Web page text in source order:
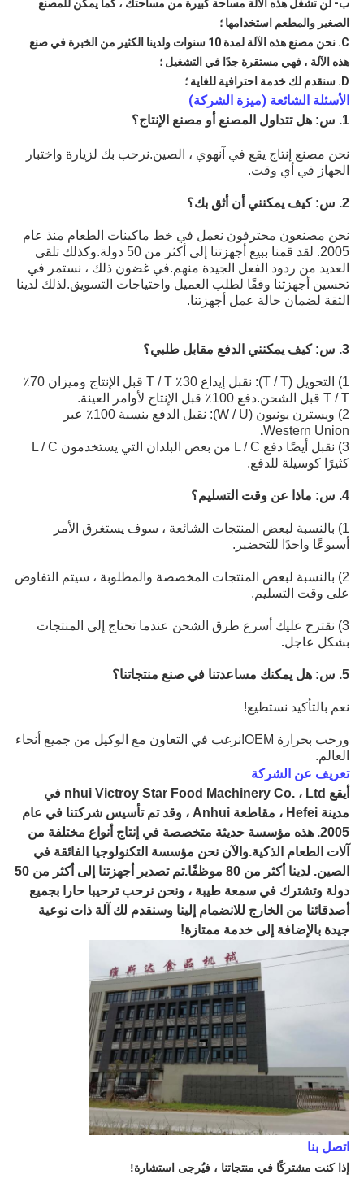
ب- لن تشغل هذه الآلة مساحة كبيرة من مساحتك ، كما يمكن للمصنع
الصغير والمطعم استخدامها ؛
C. نحن مصنع هذه الآلة لمدة 10 سنوات ولدينا الكثير من الخبرة في صنع
هذه الآلة ، فهي مستقرة جدًا في التشغيل ؛
D. سنقدم لك خدمة احترافية للغاية ؛
الأسئلة الشائعة (ميزة الشركة)
1. س: هل تتداول المصنع أو مصنع الإنتاج؟
نحن مصنع إنتاج يقع في آنهوي ، الصين.نرحب بك لزيارة واختبار
الجهاز في أي وقت.
2. س: كيف يمكنني أن أثق بك؟
نحن مصنعون محترفون نعمل في خط ماكينات الطعام منذ عام
2005. لقد قمنا ببيع أجهزتنا إلى أكثر من 50 دولة.وكذلك تلقى
العديد من ردود الفعل الجيدة منهم.في غضون ذلك ، نستمر في
تحسين أجهزتنا وفقًا لطلب العميل واحتياجات التسويق.لذلك لدينا
الثقة لضمان حالة عمل أجهزتنا.
3. س: كيف يمكنني الدفع مقابل طلبي؟
1) التحويل (T / T): نقبل إيداع 30٪ T / T قبل الإنتاج وميزان 70٪
T / T قبل الشحن.دفع 100٪ قبل الإنتاج لأوامر العينة.
2) ويسترن يونيون (W / U): نقبل الدفع بنسبة 100٪ عبر
Western Union
.
3) نقبل أيضًا دفع L / C من بعض البلدان التي يستخدمون L / C
كثيرًا كوسيلة للدفع.
4. س: ماذا عن وقت التسليم؟
1) بالنسبة لبعض المنتجات الشائعة ، سوف يستغرق الأمر
أسبوعًا واحدًا للتحضير.
2) بالنسبة لبعض المنتجات المخصصة والمطلوبة ، سيتم التفاوض
على وقت التسليم.
3) نقترح عليك أسرع طرق الشحن عندما تحتاج إلى المنتجات
بشكل عاجل.
5. س: هل يمكنك مساعدتنا في صنع منتجاتنا؟
نعم بالتأكيد نستطيع!
ورحب بحرارة OEM!نرغب في التعاون مع الوكيل من جميع أنحاء
العالم.
تعريف عن الشركة
يقع nhui Victroy Star Food Machinery Co. ، Ltd في
مدينة Hefei ، مقاطعة Anhui ، وقد تم تأسيس شركتنا في عام
2005. هذه مؤسسة حديثة متخصصة في إنتاج أنواع مختلفة من
آلات الطعام الذكية.والآن نحن مؤسسة التكنولوجيا الفائقة في
الصين. لدينا أكثر من 80 موظفًا.تم تصدير أجهزتنا إلى أكثر من 50
دولة وتشترك في سمعة طيبة ، ونحن نرحب ترحيبا حارا بجميع
أصدقائنا من الخارج للانضمام إلينا وسنقدم لك آلة ذات نوعية
جيدة بالإضافة إلى خدمة ممتازة!
اتصل بنا
إذا كنت مشتركًا في منتجاتنا ، فيُرجى استشارة!